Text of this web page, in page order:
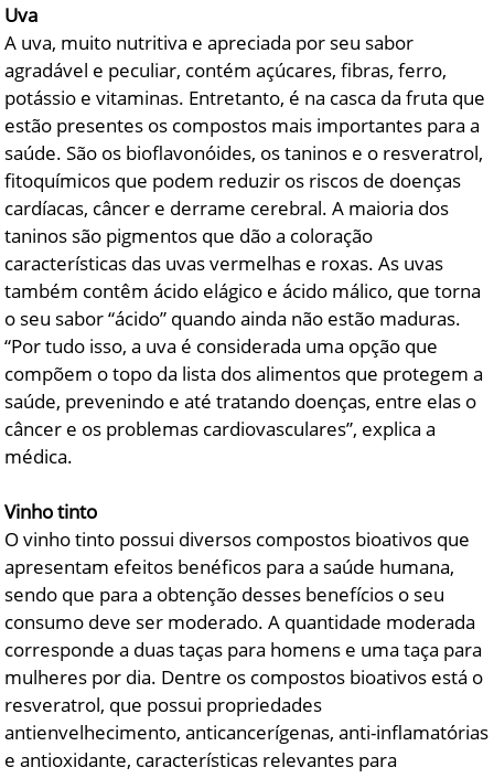
Uva
A uva, muito nutritiva e apreciada por seu sabor
agradável e peculiar, contém açúcares, fibras, ferro,
potássio e vitaminas. Entretanto, é na casca da fruta que
estão presentes os compostos mais importantes para a
saúde. São os bioflavonóides, os taninos e o resveratrol,
fitoquímicos que podem reduzir os riscos de doenças
cardíacas, câncer e derrame cerebral. A maioria dos
taninos são pigmentos que dão a coloração
características das uvas vermelhas e roxas. As uvas
também contêm ácido elágico e ácido málico, que torna
o seu sabor “ácido” quando ainda não estão maduras.
“Por tudo isso, a uva é considerada uma opção que
compõem o topo da lista dos alimentos que protegem a
saúde, prevenindo e até tratando doenças, entre elas o
câncer e os problemas cardiovasculares”, explica a
médica.
Vinho tinto
O vinho tinto possui diversos compostos bioativos que
apresentam efeitos benéficos para a saúde humana,
sendo que para a obtenção desses benefícios o seu
consumo deve ser moderado. A quantidade moderada
corresponde a duas taças para homens e uma taça para
mulheres por dia. Dentre os compostos bioativos está o
resveratrol, que possui propriedades
antienvelhecimento, anticancerígenas, anti-inflamatórias
e antioxidante, características relevantes para